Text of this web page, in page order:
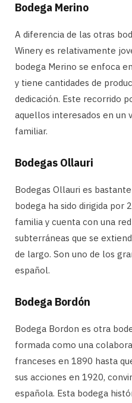
Bodega Merino
A diferencia de las otras
Winery es relativamente
bodega Merino se enfoca
y tiene cantidades de
dedicación. Este recorrido
aquellos interesados ​​en un
familiar.
Bodegas Ollauri
Bodegas Ollauri es
bodega ha sido dirigida por
familia y cuenta con una
subterráneas que se
de largo. Son uno de los
español.
Bodega Bordón
Bodega Bordon es otra
formada como una
franceses en 1890 hasta
sus acciones en 1920,
española. Esta bodega